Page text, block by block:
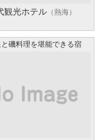
観光ホテル （熱海）
磯料理を堪能できる宿